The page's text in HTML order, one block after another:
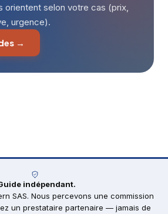
orientent selon votre cas (prix,
urgence).
→
indépendant.
SAS. Nous percevons une commission
un prestataire partenaire — jamais de